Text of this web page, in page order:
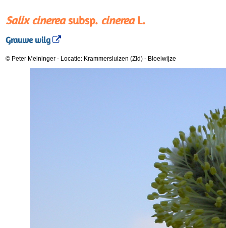
Salix cinereasubsp. cinereaL.
Grauwe wilg
© Peter Meininger - Locatie: Krammersluizen (Zld) - Bloeiwijze